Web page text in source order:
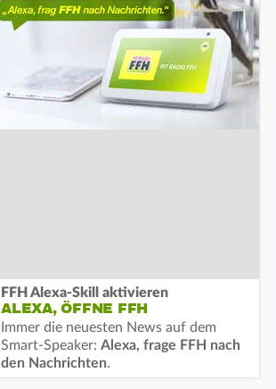
FFH Alexa-Skill aktivieren
ALEXA, ÖFFNE FFH
Immer die neuesten News auf dem
Smart-Speaker: Alexa, frage FFH nach
den Nachrichten.